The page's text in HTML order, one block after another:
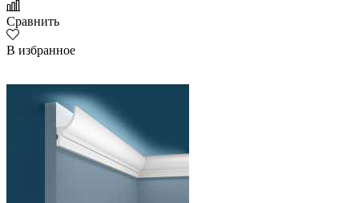
Сравнить
В избранное